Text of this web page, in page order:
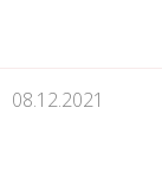
08.12.2021